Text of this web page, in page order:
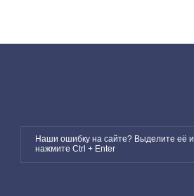
Наши ошибку на сайте? Выделите её и
нажмите Ctrl + Enter